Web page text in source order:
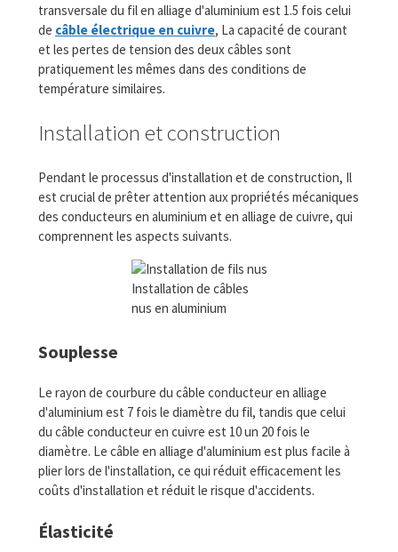
transversale du fil en alliage d'aluminium est 1.5 fois celui
de câble électrique en cuivre, La capacité de courant
et les pertes de tension des deux câbles sont
pratiquement les mêmes dans des conditions de
température similaires.
Installation et construction
Pendant le processus d'installation et de construction, Il
est crucial de prêter attention aux propriétés mécaniques
des conducteurs en aluminium et en alliage de cuivre, qui
comprennent les aspects suivants.
Installation de câbles
nus en aluminium
Souplesse
Le rayon de courbure du câble conducteur en alliage
d'aluminium est 7 fois le diamètre du fil, tandis que celui
du câble conducteur en cuivre est 10 un 20 fois le
diamètre. Le câble en alliage d'aluminium est plus facile à
plier lors de l'installation, ce qui réduit efficacement les
coûts d'installation et réduit le risque d'accidents.
Élasticité